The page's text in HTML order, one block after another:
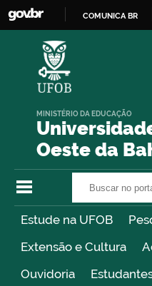
COMUNICA BR
Oeste da
MINISTÉRIO DA EDUCAÇÃO
Estude na UFOB
Extensão e Cultura
Ouvidoria